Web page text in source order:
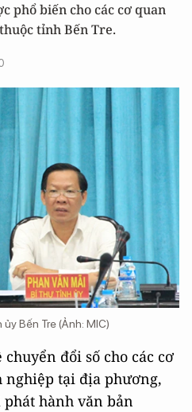
phổ biến cho các cơ quan
tỉnh Bến Tre.
Bến Tre (Ảnh: MIC)
đổi số cho các cơ
nghiệp tại địa phương,
hành văn bản